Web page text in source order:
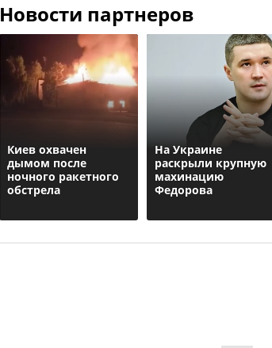
Новости партнеров
Киев охвачен
дымом после
ночного ракетного
обстрела
На Украине
раскрыли крупную
махинацию
Федорова